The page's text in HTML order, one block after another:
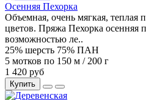
Осенняя Пехорка
Объемная, очень мягкая,
цветов. Пряжа Пехорка осенняя
возможностью ле..
25% шерсть 75% ПАН
5 мотков по 150 м / 200 г
1 420 руб
Купить